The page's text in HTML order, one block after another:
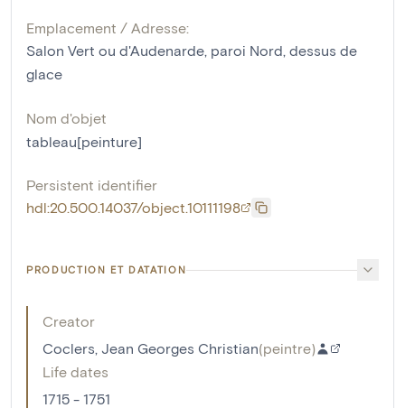
Emplacement / Adresse:
Salon Vert ou d'Audenarde, paroi Nord, dessus de
glace
Nom d'objet
tableau[peinture]
Persistent identifier
hdl:20.500.14037/object.10111198
PRODUCTION ET DATATION
Creator
Coclers, Jean Georges Christian(peintre)
Life dates
1715 - 1751